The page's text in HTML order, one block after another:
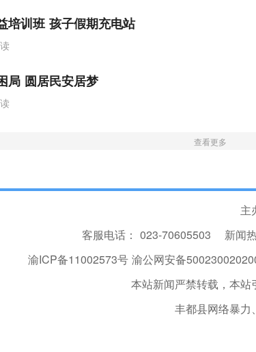
培训班 孩子假期充电站
局 圆居民安居梦
查看更多
主
客服电话： 023-70605503 新闻
渝ICP备11002573号 渝公网安备
本站新闻严禁转载，本
丰都县网络暴力